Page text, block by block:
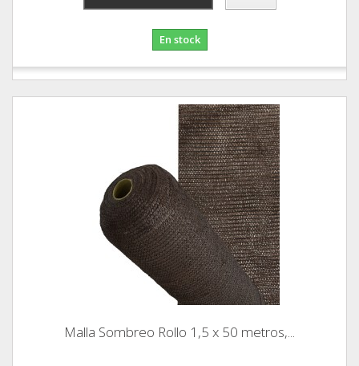
En stock
Malla Sombreo Rollo 1,5 x 50 metros,...